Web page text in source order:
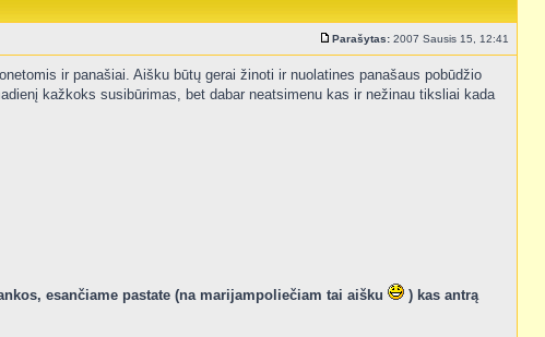
Parašytas: 2007 Sausis 15, 12:41
ir panašiai. Aišku būtų gerai žinoti ir nuolatines panašaus pobūdžio
kažkoks susibūrimas, bet dabar neatsimenu kas ir nežinau tiksliai kada
esančiame pastate (na marijampoliečiam tai aišku
) kas antrą